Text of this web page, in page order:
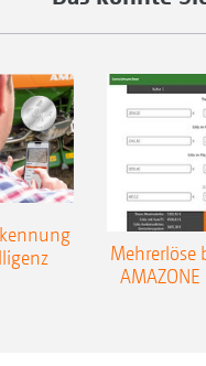
Einleitsystem ist ein
schützt vor
Mehrerlöse